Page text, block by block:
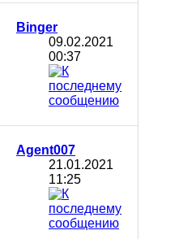
Binger
09.02.2021
00:37
Agent007
21.01.2021
11:25